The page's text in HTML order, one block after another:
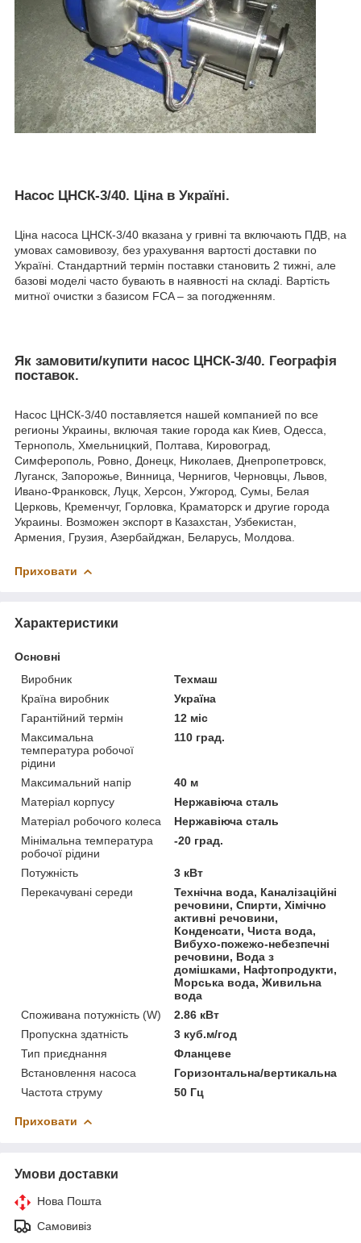
Насос ЦНСК-3/40. Ціна в Україні.
Ціна насоса ЦНСК-3/40 вказана у гривні та включають ПДВ, на
умовах самовивозу, без урахування вартості доставки по
Україні. Стандартний термін поставки становить 2 тижні, але
базові моделі часто бувають в наявності на складі. Вартість
митної очистки з базисом FCA – за погодженням.
Як замовити/купити насос ЦНСК-3/40. Географія
поставок.
Насос ЦНСК-3/40 поставляется нашей компанией по все
регионы Украины, включая такие города как Киев, Одесса,
Тернополь, Хмельницкий, Полтава, Кировоград,
Симферополь, Ровно, Донецк, Николаев, Днепропетровск,
Луганск, Запорожье, Винница, Чернигов, Черновцы, Львов,
Ивано-Франковск, Луцк, Херсон, Ужгород, Сумы, Белая
Церковь, Кременчуг, Горловка, Краматорск и другие города
Украины. Возможен экспорт в Казахстан, Узбекистан,
Армения, Грузия, Азербайджан, Беларусь, Молдова.
Приховати
Характеристики
Основні
Виробник
Техмаш
Країна виробник
Україна
Гарантійний термін
12 міс
Максимальна
температура робочої
рідини
110 град.
Максимальний напір
40 м
Матеріал корпусу
Нержавіюча сталь
Матеріал робочого колеса
Нержавіюча сталь
Мінімальна температура
робочої рідини
-20 град.
Потужність
3 кВт
Перекачувані середи
Технічна вода, Каналізаційні
речовини, Спирти, Хімічно
активні речовини,
Конденсати, Чиста вода,
Вибухо-пожежо-небезпечні
речовини, Вода з
домішками, Нафтопродукти,
Морська вода, Живильна
вода
Споживана потужність (W)
2.86 кВт
Пропускна здатність
3 куб.м/год
Тип приєднання
Фланцеве
Встановлення насоса
Горизонтальна/вертикальна
Частота струму
50 Гц
Приховати
Умови доставки
Нова Пошта
Самовивіз